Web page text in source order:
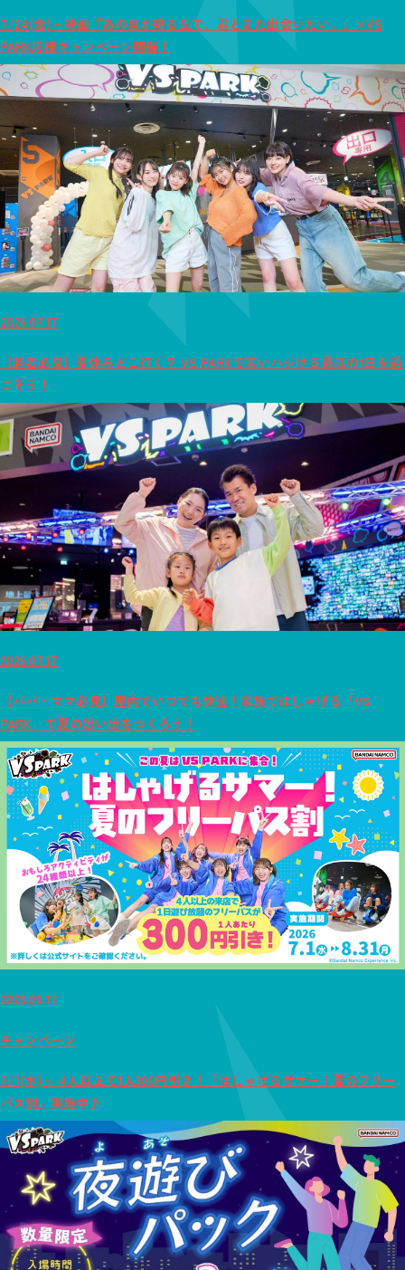
7/24(金)～映画『あの星が降る丘で、君とまた出会いたい。』×VS
PARK応援キャンペーン開催！
2026.07.17
【若者必見】夏休みどこ行く？ VS PARKで笑いハジける最高の1日を過
ごそう！
2026.07.17
【パパ・ママ必見】屋内でいつでも快適！家族ではしゃげる「VS
PARK」で夏の思い出をつくろう！
2026.06.17
キャンペーン
7/1(水)～ 4人以上で1人300円引き！「はしゃげるサマー！夏のフリー
パス割」実施中♪